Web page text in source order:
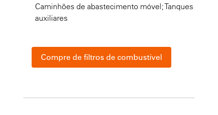
Caminhões de abastecimento móvel; Tanques
auxiliares
Compre de filtros de combustível